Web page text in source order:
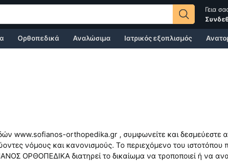
Γεια
Ορθοπεδικά Αναλώσιμα Ιατρικός εξοπλισμός
www.sofianos-orthopedika.gr , συμφωνείτε και δεσμεύεστε
νόμους και κανονισμούς. Το περιεχόμενο του ιστοτόπου
ΟΡΘΟΠΕΔΙΚΑ διατηρεί το δικαίωμα να τροποποιεί ή να